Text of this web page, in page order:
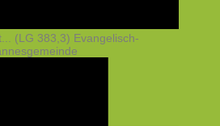
(LG 383,3) Evangelisch-